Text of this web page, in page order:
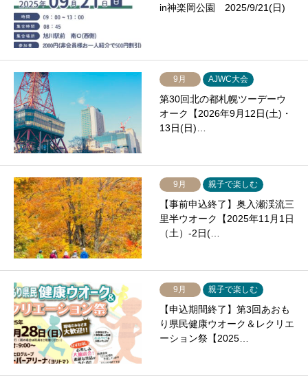
in神楽岡公園 2025/9/21(日)
9月 AJWC大会
第30回北の都札幌ツーデーウ
オーク【2026年9月12日(土)・
13日(日)…
9月 親子で楽しむ
【事前申込終了】奥入瀬渓流三
里半ウオーク【2025年11月1日
（土）-2日(…
9月 親子で楽しむ
【申込期間終了】第3回あおも
り県民健康ウオーク＆レクリエ
ーション祭【2025…